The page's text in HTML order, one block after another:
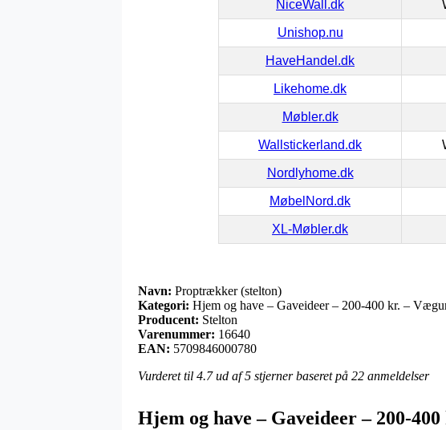
NiceWall.dk
Unishop.nu
HaveHandel.dk
Likehome.dk
Møbler.dk
Wallstickerland.dk
Nordlyhome.dk
MøbelNord.dk
XL-Møbler.dk
Navn: Proptrækker (stelton)
Kategori: Hjem og have – Gaveideer – 200-400 kr. –
Producent: Stelton
Varenummer: 16640
EAN: 5709846000780
Vurderet til 4.7ud af 5 stjerner baseret på 22 anmeldelser
Hjem og have – Gaveideer – 200-